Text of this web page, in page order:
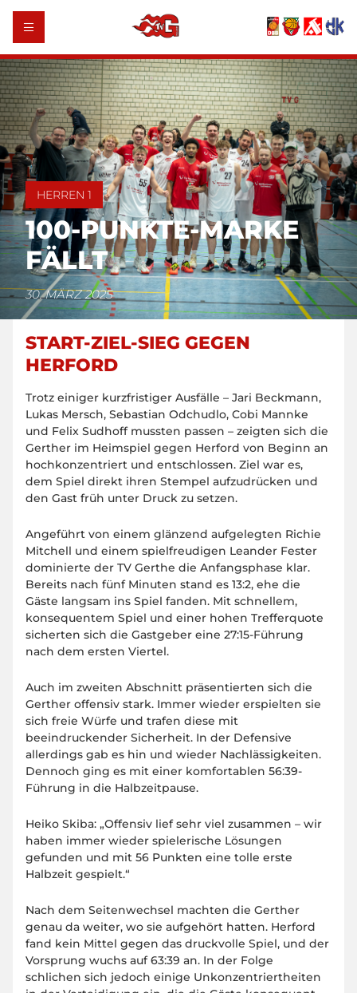
HERREN 1
100-PUNKTE-MARKE
FÄLLT
30. MÄRZ 2025
START-ZIEL-SIEG GEGEN
HERFORD
Trotz einiger kurzfristiger Ausfälle – Jari Beckmann,
Lukas Mersch, Sebastian Odchudlo, Cobi Mannke
und Felix Sudhoff mussten passen – zeigten sich die
Gerther im Heimspiel gegen Herford von Beginn an
hochkonzentriert und entschlossen. Ziel war es,
dem Spiel direkt ihren Stempel aufzudrücken und
den Gast früh unter Druck zu setzen.
Angeführt von einem glänzend aufgelegten Richie
Mitchell und einem spielfreudigen Leander Fester
dominierte der TV Gerthe die Anfangsphase klar.
Bereits nach fünf Minuten stand es 13:2, ehe die
Gäste langsam ins Spiel fanden. Mit schnellem,
konsequentem Spiel und einer hohen Trefferquote
sicherten sich die Gastgeber eine 27:15-Führung
nach dem ersten Viertel.
Auch im zweiten Abschnitt präsentierten sich die
Gerther offensiv stark. Immer wieder erspielten sie
sich freie Würfe und trafen diese mit
beeindruckender Sicherheit. In der Defensive
allerdings gab es hin und wieder Nachlässigkeiten.
Dennoch ging es mit einer komfortablen 56:39-
Führung in die Halbzeitpause.
Heiko Skiba: „Offensiv lief sehr viel zusammen – wir
haben immer wieder spielerische Lösungen
gefunden und mit 56 Punkten eine tolle erste
Halbzeit gespielt.“
Nach dem Seitenwechsel machten die Gerther
genau da weiter, wo sie aufgehört hatten. Herford
fand kein Mittel gegen das druckvolle Spiel, und der
Vorsprung wuchs auf 63:39 an. In der Folge
schlichen sich jedoch einige Unkonzentriertheiten